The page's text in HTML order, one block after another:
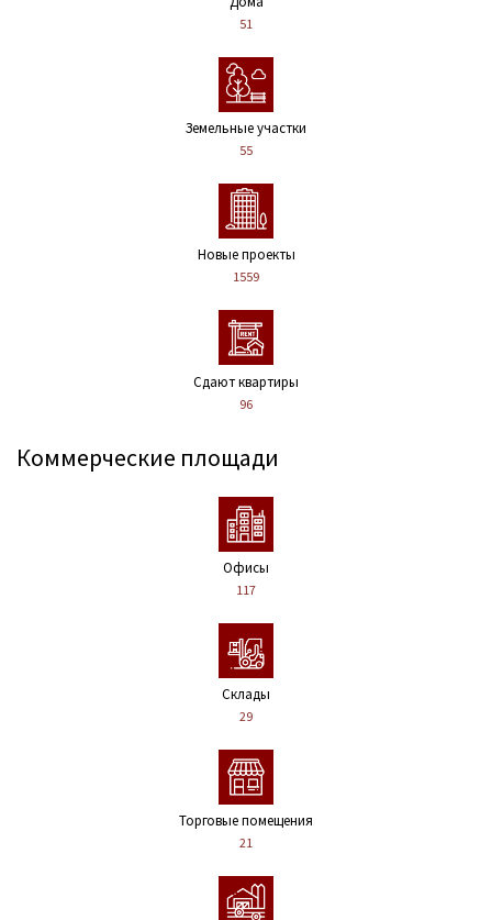
51
Земельные участки
55
Новые проекты
1559
Сдают квартиры
96
Коммерческие площади
Офисы
117
Склады
29
Торговые помещения
21